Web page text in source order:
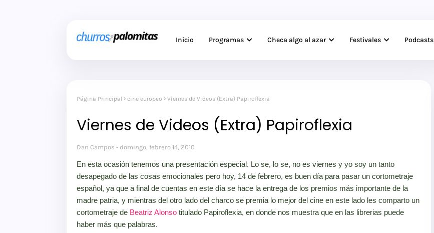
Inicio Programas Checa algo al azar Festivales Podcasts
Página Principal cine europeo Viernes de Videos (Extra) Papiroflexia
Viernes de Videos (Extra) Papiroflexia
Dan Campos domingo, febrero 14, 2010
En esta ocasión tenemos una presentación especial. Lo se, lo se, no es viernes y yo soy un tanto
desapegado de las cosas emocionales pero hoy, 14 de febrero, es buen día para pasar un cortometraje
español, ya que a final de cuentas en este día se hace la entrega de los premios más importante de la
madre patria, y mientras del otro lado del charco se premia lo mejor del cine en este lado les comparto un
cortometraje de Beatriz Alonso titulado Papiroflexia, en donde nos muestra que en las librerias puede
haber más que palabras.